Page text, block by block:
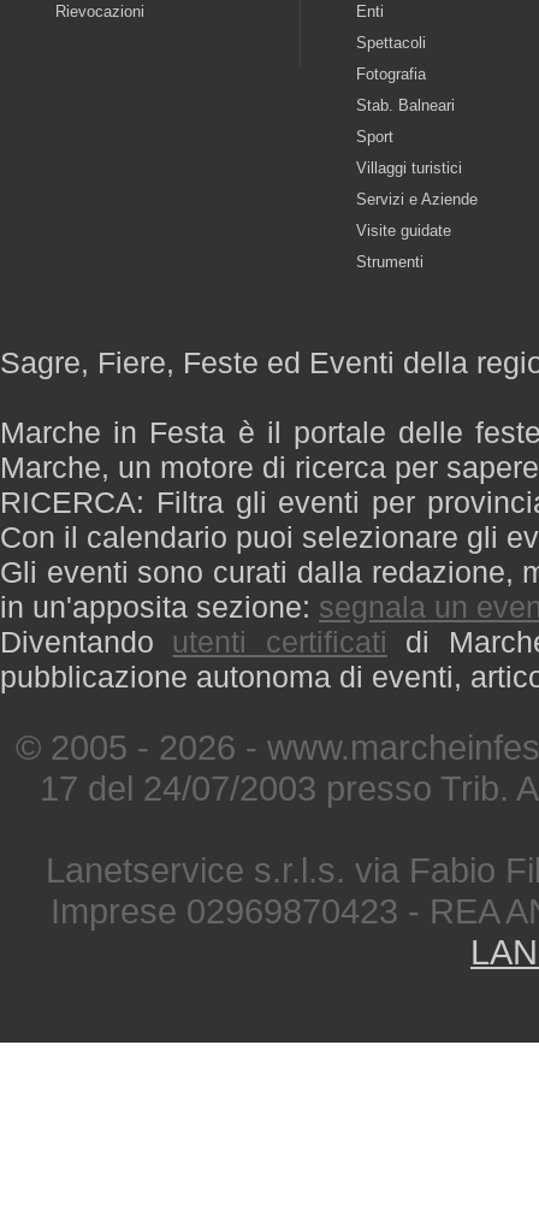
Rievocazioni
Enti
Spettacoli
Fotografia
Stab. Balneari
Sport
Villaggi turistici
Servizi e Aziende
Visite guidate
Strumenti
Sagre, Fiere, Feste ed Eventi della
Marche in Festa è il portale delle
Marche, un motore di ricerca per
RICERCA: Filtra gli eventi per
Con il calendario puoi selezionare gli
Gli eventi sono curati dalla redazione,
in un'apposita sezione: segnala un
Diventando utenti certificati di
pubblicazione autonoma di eventi,
© 2005 - 2026 -
17 del 24/07/2003 presso Trib.
Lanetservice s.r.l.s. via Fabio
Imprese 02969870423 - REA